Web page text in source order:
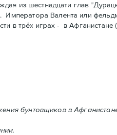
из шестнадцати глав
Императора Валента или
в трёх играх - в Афганистанe
бунтовщиков в